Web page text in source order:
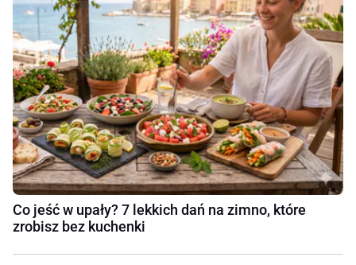
Co jeść w upały? 7 lekkich dań na zimno, które
zrobisz bez kuchenki